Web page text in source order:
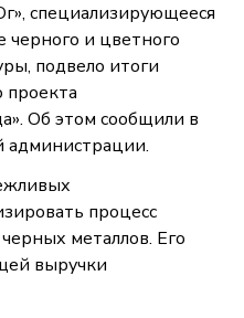
специализирующееся
черного и цветного
подвело итоги
проекта
Об этом сообщили в
администрации.
процесс
металлов. Его
выручки